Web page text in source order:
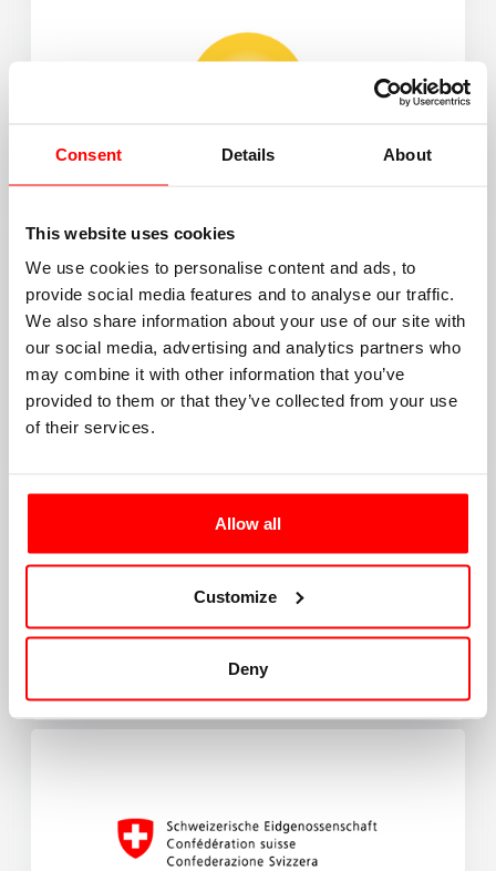
Consent Details About
This website uses cookies
We use cookies to personalise content and ads, to
provide social media features and to analyse our traffic.
We also share information about your use of our site with
our social media, advertising and analytics partners who
may combine it with other information that you’ve
provided to them or that they’ve collected from your use
of their services.
Allow all
Customize
Deny